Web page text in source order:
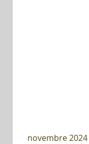
novembre 2024